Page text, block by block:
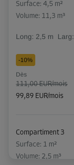
Surface: 4,5 m²
Volume: 11,3 m³
Long: 2,5 m Larg:
-10%
Dès
111,00 EUR/mois
99,89 EUR/mois
Compartiment 3
Surface: 1 m²
Volume: 2,5 m³